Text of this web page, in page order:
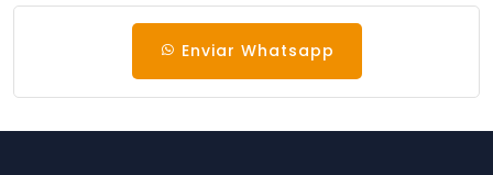
Enviar Whatsapp